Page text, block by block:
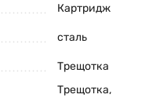
Картридж
сталь
Трещотка
Трещотка,